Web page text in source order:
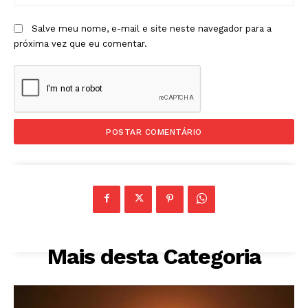
Salve meu nome, e-mail e site neste navegador para a
próxima vez que eu comentar.
Mais desta Categoria